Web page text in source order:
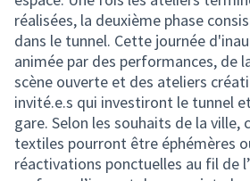
réalisées, la deuxième phase
dans le tunnel. Cette journée
animée par des performances, de
scène ouverte et des ateliers
invité.e.s qui investiront le tunnel
gare. Selon les souhaits de la ville,
textiles pourront être éphémères
réactivations ponctuelles au fil de